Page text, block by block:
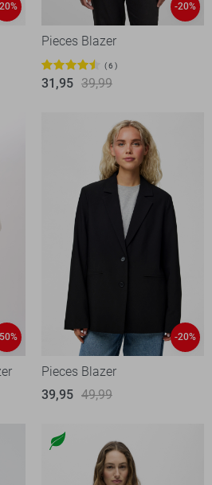
-20%
Pieces Blazer
6
31,95 39,99
-20%
Pieces Blazer
39,95 49,99